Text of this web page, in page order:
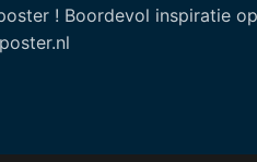
! Boordevol inspiratie op